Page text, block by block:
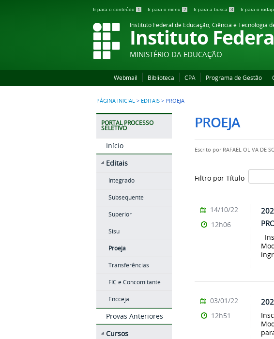
Ir para o conteúdo 1 Ir para o menu 2 Ir para a busca 3 Ir para o
Instituto Federal de Educação, Ciência e Tecnologia
Instituto
MINISTÉRIO DA EDUCAÇÃO
Webmail Biblioteca CPA Programa de Gestão
PÁGINA INICIAL > EDITAIS > PROEJA
PORTAL PROCESSO
SELETIVO
Início
Editais
Integrado
Subsequente
Superior
Sisu
Proeja
Transferências
FIC e Concomitante
Encceja
Provas Anteriores
Cursos
PROEJA
Escrito por RAFAEL OLIVA DE
Filtro por Título
14/10/22
12h06
03/01/22
12h51